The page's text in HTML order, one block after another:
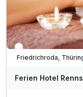
In 1 Woche wieder
Friedrichroda,
Ferien Hotel